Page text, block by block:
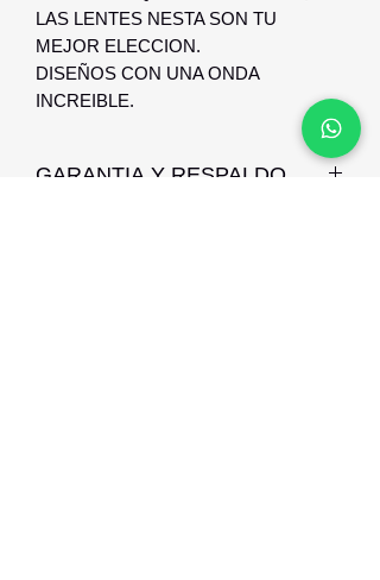
LAS LENTES NESTA SON TU
MEJOR ELECCION.
DISEÑOS CON UNA ONDA
INCREIBLE.
GARANTIA Y RESPALDO